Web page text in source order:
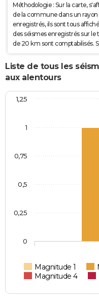
Méthodologie : Sur la carte,
de la commune dans un
enregistrés, ils sont tous
des séismes enregistrés sur
de 20 km sont comptabilisés.
Liste de tous les
aux alentours
Magnitude 1
Magnitude 4
0
0,25
0,5
0,75
1
1,25